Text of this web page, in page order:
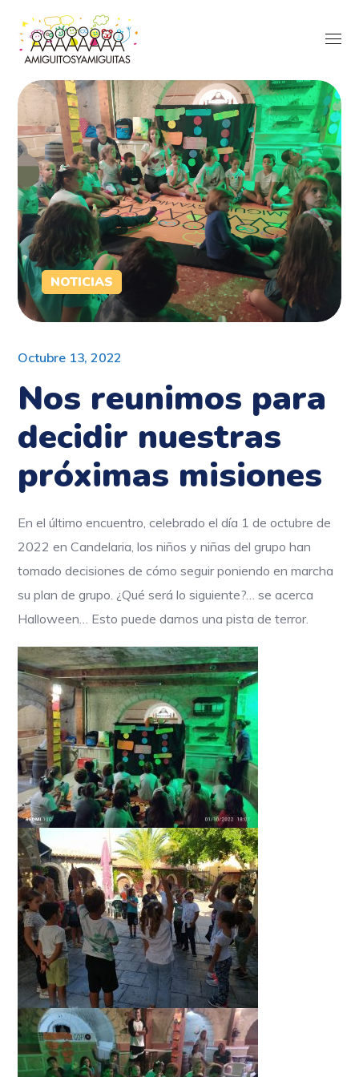
NOTICIAS
Octubre 13, 2022
Nos reunimos para
decidir nuestras
próximas misiones
En el último encuentro, celebrado el día 1 de octubre de
2022 en Candelaria, los niños y niñas del grupo han
tomado decisiones de cómo seguir poniendo en marcha
su plan de grupo. ¿Qué será lo siguiente?… se acerca
Halloween… Esto puede darnos una pista de terror.